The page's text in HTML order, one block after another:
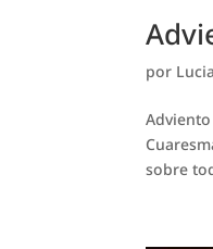
por
sobre